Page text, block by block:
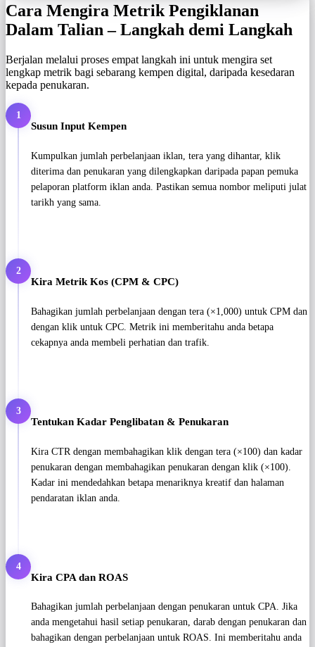
Cara Mengira Metrik Pengiklanan
Dalam Talian – Langkah demi Langkah
Berjalan melalui proses empat langkah ini untuk mengira set
lengkap metrik bagi sebarang kempen digital, daripada kesedaran
kepada penukaran.
1
Susun Input Kempen
Kumpulkan jumlah perbelanjaan iklan, tera yang dihantar, klik
diterima dan penukaran yang dilengkapkan daripada papan pemuka
pelaporan platform iklan anda. Pastikan semua nombor meliputi julat
tarikh yang sama.
2
Kira Metrik Kos (CPM & CPC)
Bahagikan jumlah perbelanjaan dengan tera (×1,000) untuk CPM dan
dengan klik untuk CPC. Metrik ini memberitahu anda betapa
cekapnya anda membeli perhatian dan trafik.
3
Tentukan Kadar Penglibatan & Penukaran
Kira CTR dengan membahagikan klik dengan tera (×100) dan kadar
penukaran dengan membahagikan penukaran dengan klik (×100).
Kadar ini mendedahkan betapa menariknya kreatif dan halaman
pendaratan iklan anda.
4
Kira CPA dan ROAS
Bahagikan jumlah perbelanjaan dengan penukaran untuk CPA. Jika
anda mengetahui hasil setiap penukaran, darab dengan penukaran dan
bahagikan dengan perbelanjaan untuk ROAS. Ini memberitahu anda